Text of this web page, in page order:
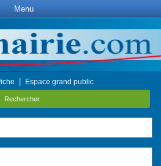
Menu
Espace grand public
Rechercher